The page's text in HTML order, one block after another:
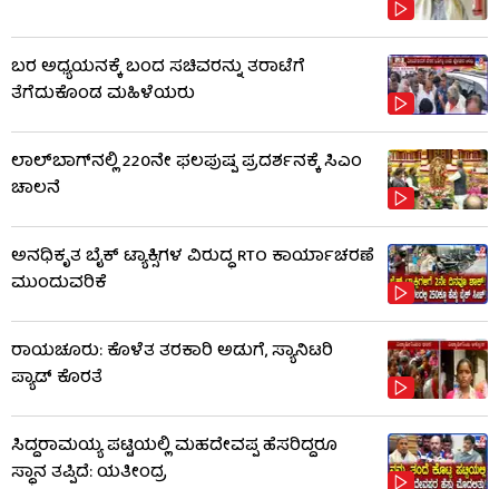
ಬರ ಅಧ್ಯಯನಕ್ಕೆ ಬಂದ ಸಚಿವರನ್ನು ತರಾಟೆಗೆ
ತೆಗೆದುಕೊಂಡ ಮಹಿಳೆಯರು
ಲಾಲ್‌ಬಾಗ್​​ನಲ್ಲಿ 220ನೇ ಫಲಪುಷ್ಪ ಪ್ರದರ್ಶನಕ್ಕೆ ಸಿಎಂ
ಚಾಲನೆ
ಅನಧಿಕೃತ ಬೈಕ್ ಟ್ಯಾಕ್ಸಿಗಳ ವಿರುದ್ಧ RTO ಕಾರ್ಯಾಚರಣೆ
ಮುಂದುವರಿಕೆ
ರಾಯಚೂರು: ಕೊಳೆತ ತರಕಾರಿ ಅಡುಗೆ, ಸ್ಯಾನಿಟರಿ
ಪ್ಯಾಡ್ ಕೊರತೆ
ಸಿದ್ದರಾಮಯ್ಯ ಪಟ್ಟಿಯಲ್ಲಿ ಮಹದೇವಪ್ಪ ಹೆಸರಿದ್ದರೂ
ಸ್ಥಾನ ತಪ್ಪಿದೆ: ಯತೀಂದ್ರ